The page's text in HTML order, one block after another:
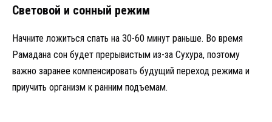
Световой и сонный режим
Начните ложиться спать на 30-60 минут раньше. Во время
Рамадана сон будет прерывистым из-за Сухура, поэтому
важно заранее компенсировать будущий переход режима и
приучить организм к ранним подъемам.